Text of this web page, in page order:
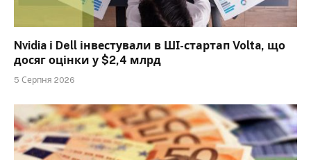
Nvidia і Dell інвестували в ШІ-стартап Volta, що
досяг оцінки у $2,4 млрд
5 Серпня 2026